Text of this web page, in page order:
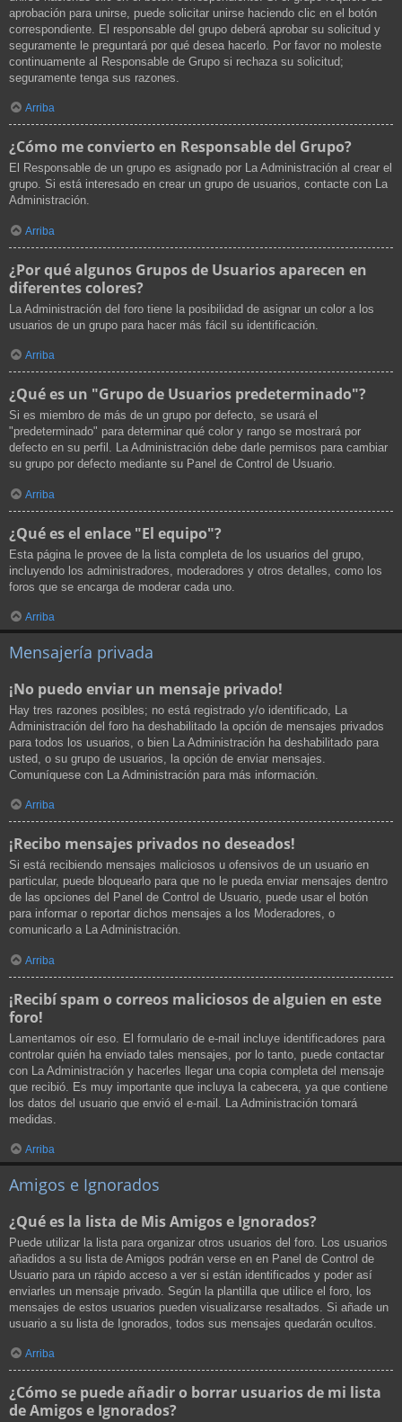
aprobación para unirse, puede solicitar unirse haciendo clic en el botón
correspondiente. El responsable del grupo deberá aprobar su solicitud y
seguramente le preguntará por qué desea hacerlo. Por favor no moleste
continuamente al Responsable de Grupo si rechaza su solicitud;
seguramente tenga sus razones.
Arriba
¿Cómo me convierto en Responsable del Grupo?
El Responsable de un grupo es asignado por La Administración al crear el
grupo. Si está interesado en crear un grupo de usuarios, contacte con La
Administración.
Arriba
¿Por qué algunos Grupos de Usuarios aparecen en
diferentes colores?
La Administración del foro tiene la posibilidad de asignar un color a los
usuarios de un grupo para hacer más fácil su identificación.
Arriba
¿Qué es un "Grupo de Usuarios predeterminado"?
Si es miembro de más de un grupo por defecto, se usará el
"predeterminado" para determinar qué color y rango se mostrará por
defecto en su perfil. La Administración debe darle permisos para cambiar
su grupo por defecto mediante su Panel de Control de Usuario.
Arriba
¿Qué es el enlace "El equipo"?
Esta página le provee de la lista completa de los usuarios del grupo,
incluyendo los administradores, moderadores y otros detalles, como los
foros que se encarga de moderar cada uno.
Arriba
Mensajería privada
¡No puedo enviar un mensaje privado!
Hay tres razones posibles; no está registrado y/o identificado, La
Administración del foro ha deshabilitado la opción de mensajes privados
para todos los usuarios, o bien La Administración ha deshabilitado para
usted, o su grupo de usuarios, la opción de enviar mensajes.
Comuníquese con La Administración para más información.
Arriba
¡Recibo mensajes privados no deseados!
Si está recibiendo mensajes maliciosos u ofensivos de un usuario en
particular, puede bloquearlo para que no le pueda enviar mensajes dentro
de las opciones del Panel de Control de Usuario, puede usar el botón
para informar o reportar dichos mensajes a los Moderadores, o
comunicarlo a La Administración.
Arriba
¡Recibí spam o correos maliciosos de alguien en este
foro!
Lamentamos oír eso. El formulario de e-mail incluye identificadores para
controlar quién ha enviado tales mensajes, por lo tanto, puede contactar
con La Administración y hacerles llegar una copia completa del mensaje
que recibió. Es muy importante que incluya la cabecera, ya que contiene
los datos del usuario que envió el e-mail. La Administración tomará
medidas.
Arriba
Amigos e Ignorados
¿Qué es la lista de Mis Amigos e Ignorados?
Puede utilizar la lista para organizar otros usuarios del foro. Los usuarios
añadidos a su lista de Amigos podrán verse en en Panel de Control de
Usuario para un rápido acceso a ver si están identificados y poder así
enviarles un mensaje privado. Según la plantilla que utilice el foro, los
mensajes de estos usuarios pueden visualizarse resaltados. Si añade un
usuario a su lista de Ignorados, todos sus mensajes quedarán ocultos.
Arriba
¿Cómo se puede añadir o borrar usuarios de mi lista
de Amigos e Ignorados?